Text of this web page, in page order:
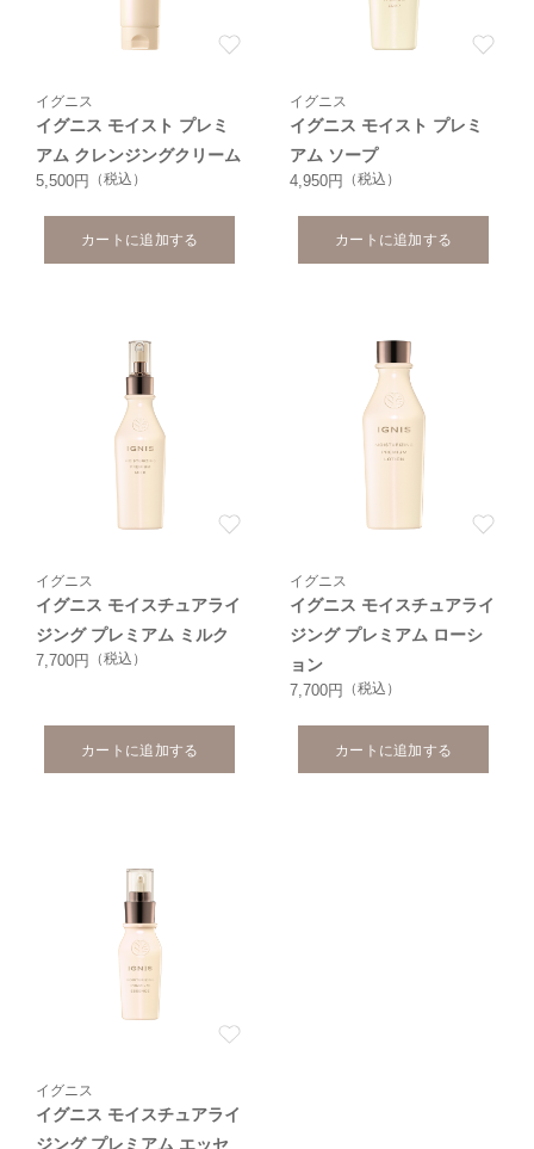
イグニス
イグニス モイスト プレミ
アム クレンジングクリーム
5,500円 （税込）
カートに追加する
イグニス
イグニス モイスト プレミ
アム ソープ
4,950円 （税込）
カートに追加する
イグニス
イグニス モイスチュアライ
ジング プレミアム ミルク
7,700円 （税込）
カートに追加する
イグニス
イグニス モイスチュアライ
ジング プレミアム ローシ
ョン
7,700円 （税込）
カートに追加する
イグニス
イグニス モイスチュアライ
ジング プレミアム エッセ